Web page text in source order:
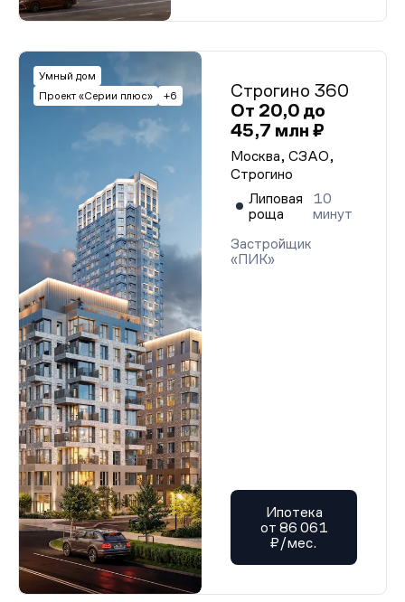
Умный дом
Проект «Серии плюс»
+6
Строгино 360
От 20,0 до
45,7 млн ₽
Москва, СЗАО,
Строгино
Липовая
роща
10
минут
Застройщик
«ПИК»
Ипотека
от 86 061
₽/мес.